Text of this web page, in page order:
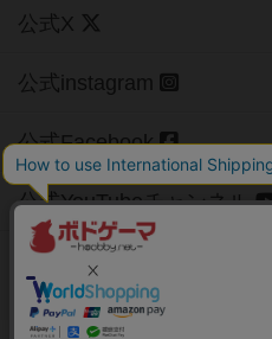
公式X
公式instagram
公式Facebook
公式YouTubeチャンネル